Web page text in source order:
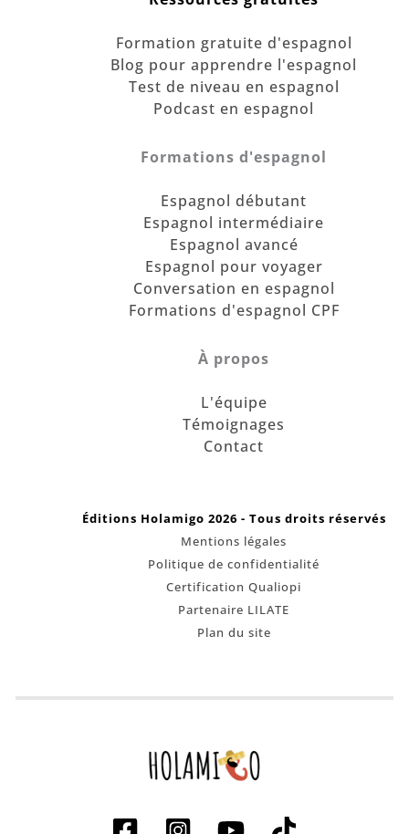
Formation gratuite d'espagnol
Blog pour apprendre l'espagnol
Test de niveau en espagnol
Podcast en espagnol
Formations d'espagnol
Espagnol débutant
Espagnol intermédiaire
Espagnol avancé
Espagnol pour voyager
Conversation en espagnol
Formations d'espagnol CPF
À propos
L'équipe
Témoignages
Contact
Éditions Holamigo 2026 - Tous droits réservés
Mentions légales
Politique de confidentialité
Certification Qualiopi
Partenaire LILATE
Plan du site